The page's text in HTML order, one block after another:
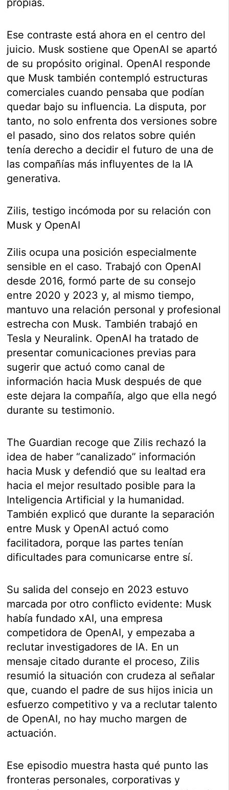
propias.
Ese contraste está ahora en el centro del
juicio. Musk sostiene que OpenAI se apartó
de su propósito original. OpenAI responde
que Musk también contempló estructuras
comerciales cuando pensaba que podían
quedar bajo su influencia. La disputa, por
tanto, no solo enfrenta dos versiones sobre
el pasado, sino dos relatos sobre quién
tenía derecho a decidir el futuro de una de
las compañías más influyentes de la IA
generativa.
Zilis, testigo incómoda por su relación con
Musk y OpenAI
Zilis ocupa una posición especialmente
sensible en el caso. Trabajó con OpenAI
desde 2016, formó parte de su consejo
entre 2020 y 2023 y, al mismo tiempo,
mantuvo una relación personal y profesional
estrecha con Musk. También trabajó en
Tesla y Neuralink. OpenAI ha tratado de
presentar comunicaciones previas para
sugerir que actuó como canal de
información hacia Musk después de que
este dejara la compañía, algo que ella negó
durante su testimonio.
The Guardian recoge que Zilis rechazó la
idea de haber “canalizado” información
hacia Musk y defendió que su lealtad era
hacia el mejor resultado posible para la
Inteligencia Artificial y la humanidad.
También explicó que durante la separación
entre Musk y OpenAI actuó como
facilitadora, porque las partes tenían
dificultades para comunicarse entre sí.
Su salida del consejo en 2023 estuvo
marcada por otro conflicto evidente: Musk
había fundado xAI, una empresa
competidora de OpenAI, y empezaba a
reclutar investigadores de IA. En un
mensaje citado durante el proceso, Zilis
resumió la situación con crudeza al señalar
que, cuando el padre de sus hijos inicia un
esfuerzo competitivo y va a reclutar talento
de OpenAI, no hay mucho margen de
actuación.
Ese episodio muestra hasta qué punto las
fronteras personales, corporativas y